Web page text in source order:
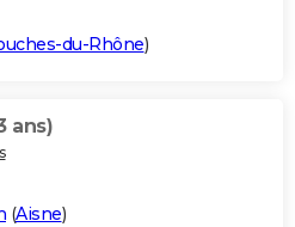
du-Rhône)
ans)
(Aisne)